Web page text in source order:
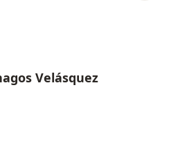
Velásquez